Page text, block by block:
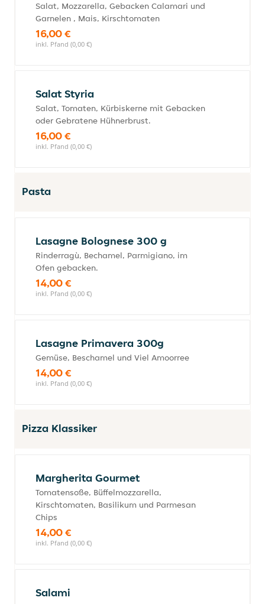
Salat, Mozzarella, Gebacken Calamari und
Garnelen , Mais, Kirschtomaten
16,00 €
inkl. Pfand (0,00 €)
Salat Styria
Salat, Tomaten, Kürbiskerne mit Gebacken
oder Gebratene Hühnerbrust.
16,00 €
inkl. Pfand (0,00 €)
Pasta
Lasagne Bolognese 300 g
Rinderragù, Bechamel, Parmigiano, im
Ofen gebacken.
14,00 €
inkl. Pfand (0,00 €)
Lasagne Primavera 300g
Gemüse, Beschamel und Viel Amoorree
14,00 €
inkl. Pfand (0,00 €)
Pizza Klassiker
Margherita Gourmet
Tomatensoße, Büffelmozzarella,
Kirschtomaten, Basilikum und Parmesan
Chips
14,00 €
inkl. Pfand (0,00 €)
Salami